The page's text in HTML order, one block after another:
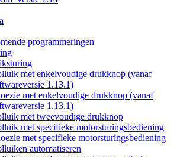
programmeringen
met enkelvoudige drukknop (vanaf
1.13.1)
met enkelvoudige drukknop (vanaf
1.13.1)
met tweevoudige drukknop
met specifieke motorsturingsbediening
met specifieke motorsturingsbediening
automatiseren